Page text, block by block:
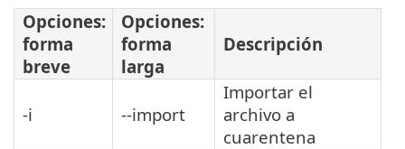
Opciones:
forma
breve
Opciones:
forma
larga
Descripción
-i --import
Importar el
archivo a
cuarentena